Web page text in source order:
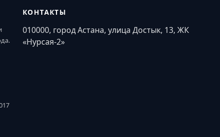
КОНТАКТЫ
010000, город Астана, улица Достык, 13, ЖК
«Нурсая-2»